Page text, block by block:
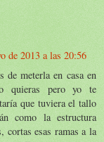
de 2013 a las 20:56
de meterla en casa en
quieras pero yo te
que tuviera el tallo
como la estructura
cortas esas ramas a la